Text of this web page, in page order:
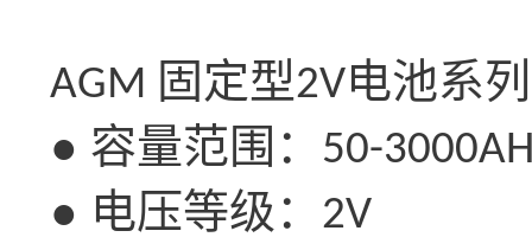
AGM 固定型2V电池系列
● 容量范围：
50-
● 电压等级： 2V